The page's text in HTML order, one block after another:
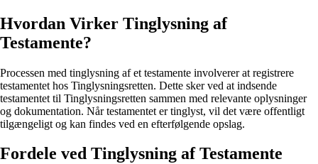
Hvordan Virker Tinglysning af
Testamente?
Processen med tinglysning af et testamente involverer at registrere
testamentet hos Tinglysningsretten. Dette sker ved at indsende
testamentet til Tinglysningsretten sammen med relevante oplysninger
og dokumentation. Når testamentet er tinglyst, vil det være offentligt
tilgængeligt og kan findes ved en efterfølgende opslag.
Fordele ved Tinglysning af Testamente